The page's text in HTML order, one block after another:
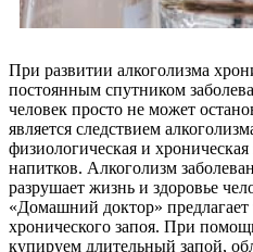
При развитии алкоголизма
постоянным спутником
человек просто не может
является следствием
физиологическая и
напитков. Алкоголизм
разрушает жизнь и здоровье
«Домашний доктор»
хронического запоя. При
купируем длительный запой,